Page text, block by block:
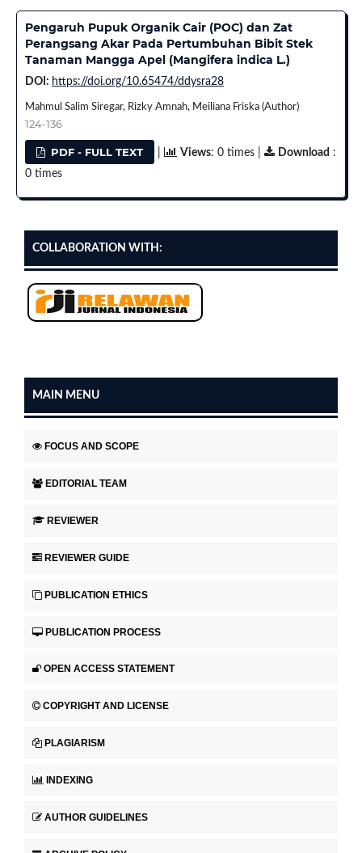
Pengaruh Pupuk Organik Cair (POC) dan Zat
Perangsang Akar Pada Pertumbuhan Bibit Stek
Tanaman Mangga Apel (Mangifera indica L.)
DOI: https://doi.org/10.65474/ddysra28
Mahmul Salim Siregar, Rizky Amnah, Meiliana Friska (Author)
124-136
PDF - FULL TEXT Views: 0 times | Download :
0 times
COLLABORATION WITH:
MAIN MENU
FOCUS AND SCOPE
EDITORIAL TEAM
REVIEWER
REVIEWER GUIDE
PUBLICATION ETHICS
PUBLICATION PROCESS
OPEN ACCESS STATEMENT
COPYRIGHT AND LICENSE
PLAGIARISM
INDEXING
AUTHOR GUIDELINES